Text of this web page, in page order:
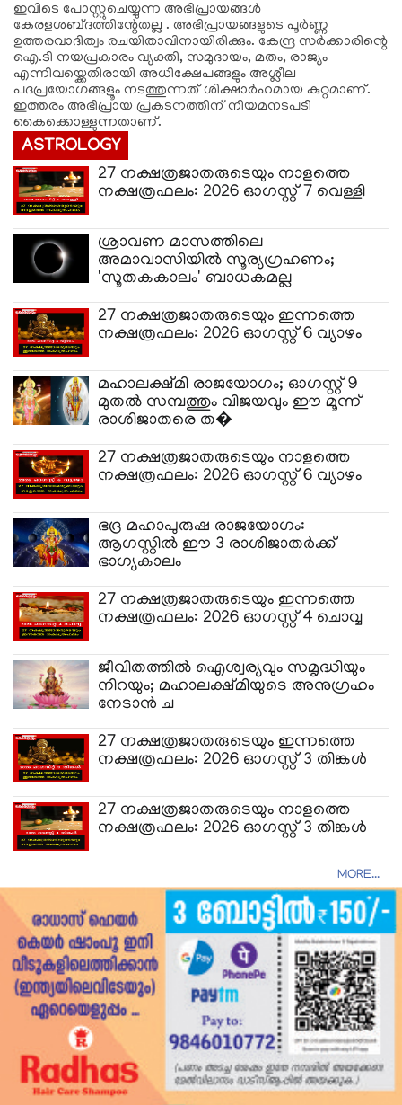
ഇവിടെ പോസ്റ്റുചെയ്യുന്ന അഭിപ്രായങ്ങള്‍
കേരളശബ്‌ദത്തിന്റേതല്ല . അഭിപ്രായങ്ങളുടെ പൂര്‍ണ്ണ
ഉത്തരവാദിത്വം രചയിതാവിനായിരിക്കും. കേന്ദ്ര സർക്കാരിന്റെ
ഐ.ടി നയപ്രകാരം വ്യക്തി, സമുദായം, മതം, രാജ്യം
എന്നിവയ്ക്കെതിരായി അധിക്ഷേപങ്ങളും അശ്ലീല
പദപ്രയോഗങ്ങളൂം നടത്തുന്നത് ശിക്ഷാര്‍ഹമായ കുറ്റമാണ്.
ഇത്തരം അഭിപ്രായ പ്രകടനത്തിന് നിയമനടപടി
കൈക്കൊള്ളുന്നതാണ്.
ASTROLOGY
27 നക്ഷത്രജാതരുടെയും നാളത്തെ
നക്ഷത്രഫലം: 2026 ഓ​ഗസ്റ്റ് 7 വെള്ളി
ശ്രാവണ മാസത്തിലെ
അമാവാസിയിൽ സൂര്യ​ഗ്രഹണം;
'സൂതകകാലം' ബാധകമല്ല
27 നക്ഷത്രജാതരുടെയും ഇന്നത്തെ
നക്ഷത്രഫലം: 2026 ഓ​ഗസ്റ്റ് 6 വ്യാഴം
മഹാലക്ഷ്മി രാജയോഗം; ഓഗസ്റ്റ് 9
മുതൽ സമ്പത്തും വിജയവും ഈ മൂന്ന്
രാശിജാതരെ ത�
27 നക്ഷത്രജാതരുടെയും നാളത്തെ
നക്ഷത്രഫലം: 2026 ഓ​ഗസ്റ്റ് 6 വ്യാഴം
ഭദ്ര മഹാപുരുഷ രാജയോഗം:
ആഗസ്റ്റിൽ ഈ 3 രാശിജാതർക്ക്
ഭാഗ്യകാലം
27 നക്ഷത്രജാതരുടെയും ഇന്നത്തെ
നക്ഷത്രഫലം: 2026 ഓ​ഗസ്റ്റ് 4 ചൊവ്വ
ജീവിതത്തിൽ ഐശ്വര്യവും സമൃദ്ധിയും
നിറയും; മഹാലക്ഷ്മിയുടെ അനുഗ്രഹം
നേടാൻ ച
27 നക്ഷത്രജാതരുടെയും ഇന്നത്തെ
നക്ഷത്രഫലം: 2026 ഓ​ഗസ്റ്റ് 3 തിങ്കൾ
27 നക്ഷത്രജാതരുടെയും നാളത്തെ
നക്ഷത്രഫലം: 2026 ഓ​ഗസ്റ്റ് 3 തിങ്കൾ
MORE...